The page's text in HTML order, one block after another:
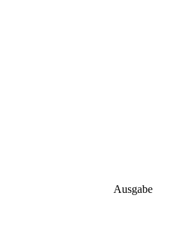
Ausgabe